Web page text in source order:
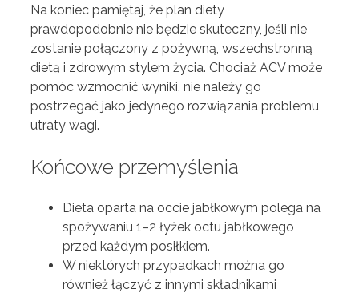
Na koniec pamiętaj, że plan diety
prawdopodobnie nie będzie skuteczny, jeśli nie
zostanie połączony z pożywną, wszechstronną
dietą i zdrowym stylem życia. Chociaż ACV może
pomóc wzmocnić wyniki, nie należy go
postrzegać jako jedynego rozwiązania problemu
utraty wagi.
Końcowe przemyślenia
Dieta oparta na occie jabłkowym polega na
spożywaniu 1–2 łyżek octu jabłkowego
przed każdym posiłkiem.
W niektórych przypadkach można go
również łączyć z innymi składnikami